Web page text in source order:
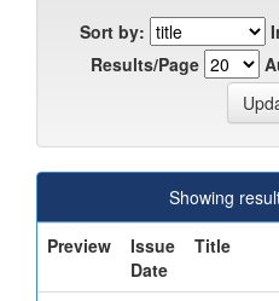
Sort by:
Results/Page
Showing
Preview
Issue
Date
Title